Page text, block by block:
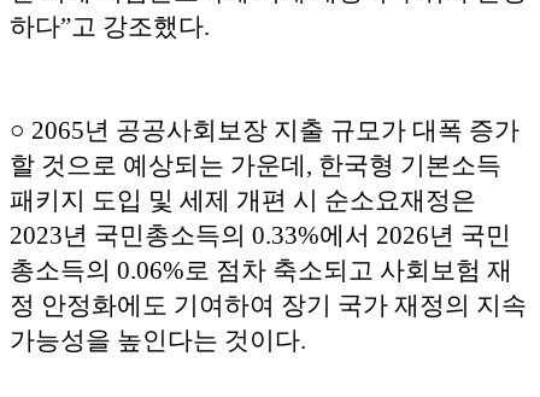
하다”고 강조했다.
○ 2065년 공공사회보장 지출 규모가 대폭 증가
할 것으로 예상되는 가운데, 한국형 기본소득
패키지 도입 및 세제 개편 시 순소요재정은
2023년 국민총소득의 0.33%에서 2026년 국민
총소득의 0.06%로 점차 축소되고 사회보험 재
정 안정화에도 기여하여 장기 국가 재정의 지속
가능성을 높인다는 것이다.